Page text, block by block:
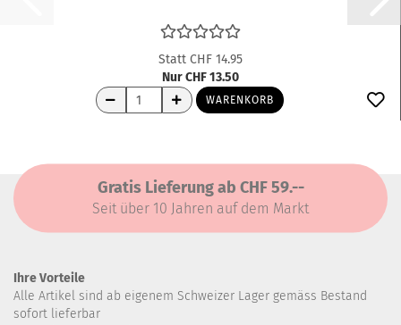
Statt CHF 14.95
Nur CHF 13.50
WARENKORB
Gratis Lieferung ab CHF 59.--
Seit über 10 Jahren auf dem Markt
Ihre Vorteile
Alle Artikel sind ab eigenem Schweizer Lager gemäss Bestand
sofort lieferbar